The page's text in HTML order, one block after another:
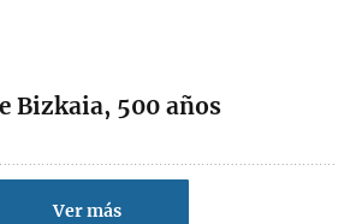
Bizkaia, 500 años
Ver más